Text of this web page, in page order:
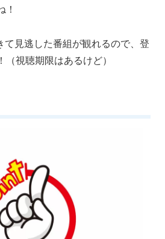
て見逃した番組が観れるので、登
視聴期限はあるけど）